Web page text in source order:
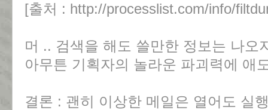
[출처 : http://processlist.com/info/
머 .. 검색을 해도 쓸만한 정보는 나오
아무튼 기획자의 놀라운 파괴력에 애
결론 : 괜히 이상한 메일은 열어도 실